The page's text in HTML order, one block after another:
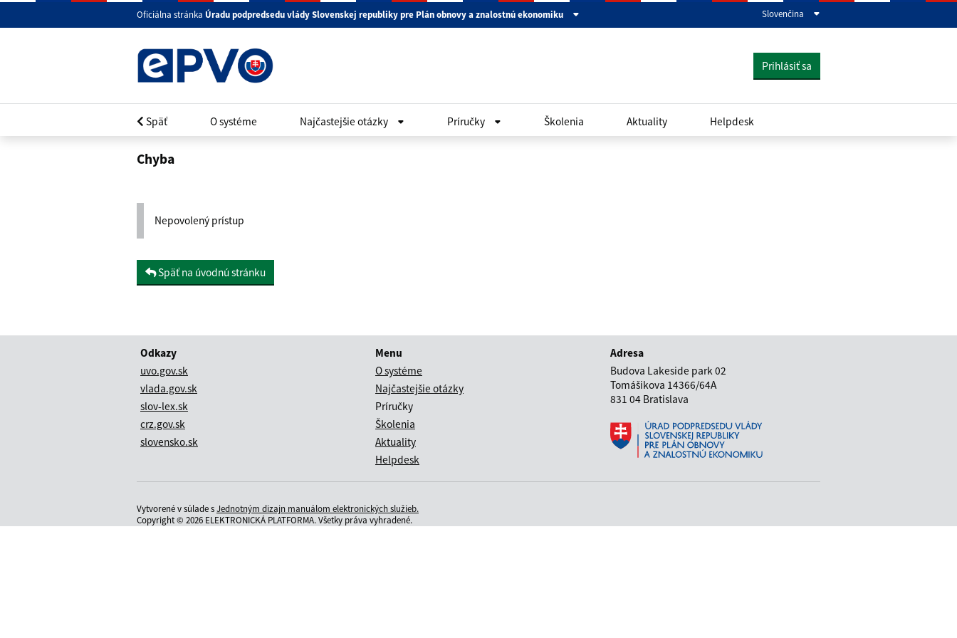
Oficiálna stránka Úradu podpredsedu vlády Slovenskej republiky pre Plán obnovy a znalostnú ekonomiku Slovenčina
Prihlásiť sa
Späť O systéme Najčastejšie otázky Príručky Školenia Aktuality Helpdesk
Chyba
Nepovolený prístup
Späť na úvodnú stránku
Odkazy
uvo.gov.sk
vlada.gov.sk
slov-lex.sk
crz.gov.sk
slovensko.sk
Menu
O systéme
Najčastejšie otázky
Príručky
Školenia
Aktuality
Helpdesk
Adresa
Budova Lakeside park 02
Tomášikova 14366/64A
831 04 Bratislava
Vytvorené v súlade sJednotným dizajn manuálom elektronických služieb.
Copyright © 2026 ELEKTRONICKÁ PLATFORMA. Všetky práva vyhradené.